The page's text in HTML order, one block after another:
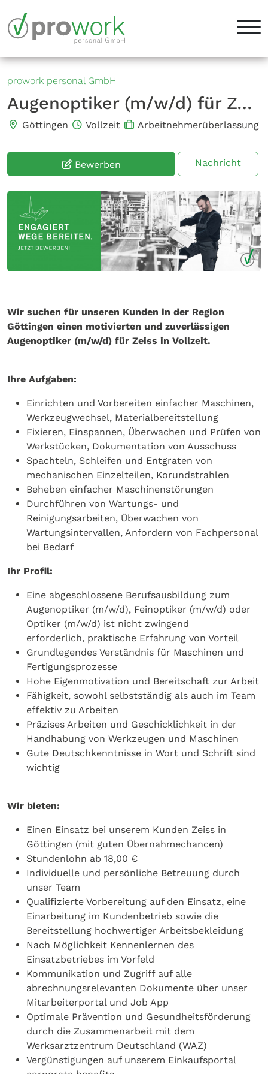
prowork personal GmbH
Augenoptiker (m/w/d) für Zeiss
Göttingen Vollzeit Arbeitnehmerüberlassung
Bewerben Nachricht
Wir suchen für unseren Kunden in der Region
Göttingen einen motivierten und zuverlässigen
Augenoptiker (m/w/d) für Zeiss in Vollzeit.
Ihre Aufgaben:
Einrichten und Vorbereiten einfacher Maschinen,
Werkzeugwechsel, Materialbereitstellung
Fixieren, Einspannen, Überwachen und Prüfen von
Werkstücken, Dokumentation von Ausschuss
Spachteln, Schleifen und Entgraten von
mechanischen Einzelteilen, Korundstrahlen
Beheben einfacher Maschinenstörungen
Durchführen von Wartungs- und
Reinigungsarbeiten, Überwachen von
Wartungsintervallen, Anfordern von Fachpersonal
bei Bedarf
Ihr Profil:
Eine abgeschlossene Berufsausbildung zum
Augenoptiker (m/w/d), Feinoptiker (m/w/d) oder
Optiker (m/w/d) ist nicht zwingend
erforderlich, praktische Erfahrung von Vorteil
Grundlegendes Verständnis für Maschinen und
Fertigungsprozesse
Hohe Eigenmotivation und Bereitschaft zur Arbeit
Fähigkeit, sowohl selbstständig als auch im Team
effektiv zu Arbeiten
Präzises Arbeiten und Geschicklichkeit in der
Handhabung von Werkzeugen und Maschinen
Gute Deutschkenntnisse in Wort und Schrift sind
wichtig
Wir bieten:
Einen Einsatz bei unserem Kunden Zeiss in
Göttingen (mit guten Übernahmechancen)
Stundenlohn ab 18,00 €
Individuelle und persönliche Betreuung durch
unser Team
Qualifizierte Vorbereitung auf den Einsatz, eine
Einarbeitung im Kundenbetrieb sowie die
Bereitstellung hochwertiger Arbeitsbekleidung
Nach Möglichkeit Kennenlernen des
Einsatzbetriebes im Vorfeld
Kommunikation und Zugriff auf alle
abrechnungsrelevanten Dokumente über unser
Mitarbeiterportal und Job App
Optimale Prävention und Gesundheitsförderung
durch die Zusammenarbeit mit dem
Werksarztzentrum Deutschland (WAZ)
Vergünstigungen auf unserem Einkaufsportal